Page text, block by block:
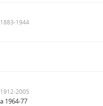
1883-1944
1912-2005
1964-77